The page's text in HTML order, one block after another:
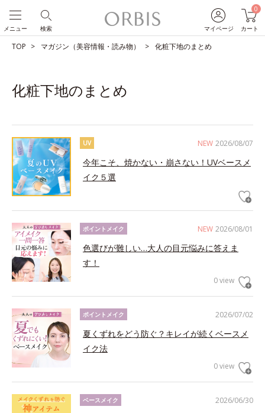
マイページ
0
カート
検索
メニュー
TOP マガジン（美容情報・読み物） 化粧下地のまとめ
化粧下地のまとめ
NEW 2026/08/07
UV
今年こそ、焼かない・崩さない！UVベースメ
イク５選
NEW 2026/08/01
ポイントメイク
色選びが難しい…大人の目元悩みに答えま
す！
0 view
2026/07/02
ポイントメイク
夏くずれをどう防ぐ？キレイが続くベースメ
イク法
0 view
2026/06/30
ベースメイク